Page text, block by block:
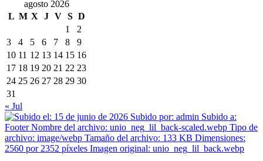
agosto 2026
L M X J V S D
1
2
3
4 5 6 7 8
9
10 11 12 13 14 15 16
17 18 19 20 21 22 23
24 25 26 27 28 29 30
31
« Jul